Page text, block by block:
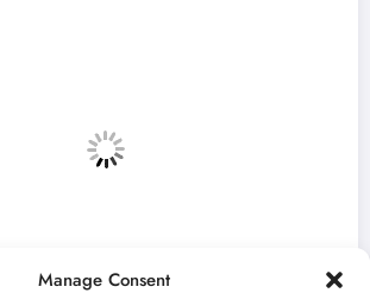
Manage Consent